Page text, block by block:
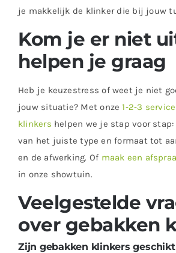
je makkelijk de klinker die bij jouw
Kom je er niet
helpen je graag
Heb je keuzestress of weet je niet
jouw situatie? Met onze1‑2‑3
klinkers helpen we je stap voor
van het juiste type en formaat tot
en de afwerking. Of maak een
in onze showtuin.
Veelgestelde
over gebakken
Zijn gebakken klinkers